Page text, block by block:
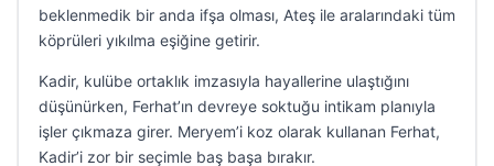
beklenmedik bir anda ifşa olması, Ateş ile aralarındaki tüm
köprüleri yıkılma eşiğine getirir.
Kadir, kulübe ortaklık imzasıyla hayallerine ulaştığını
düşünürken, Ferhat’ın devreye soktuğu intikam planıyla
işler çıkmaza girer. Meryem’i koz olarak kullanan Ferhat,
Kadir’i zor bir seçimle baş başa bırakır.